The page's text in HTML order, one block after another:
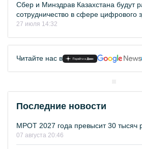
Сбер и Минздрав Казахстана будут
сотрудничество в сфере цифрового
27 июля 14:32
Читайте нас в
Последние новости
МРОТ 2027 года превысит 30 тысяч
07 августа 20:46